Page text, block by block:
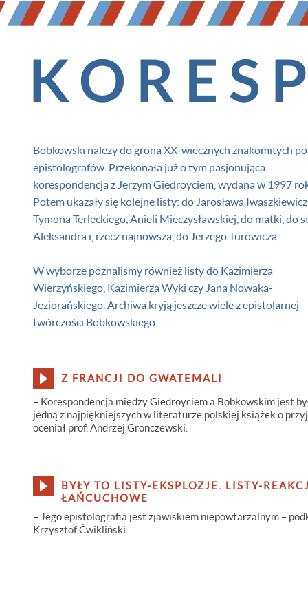
Andrzej Bobkowski, Maisons Laffitte, 1956 r. Album
Bobkowski należy do grona XX-wiecznych znakomitych
epistolografów. Przekonała już o tym pasjonująca
korespondencja z Jerzym Giedroyciem, wydana w 1997
Potem ukazały się kolejne listy: do Jarosława
Tymona Terleckiego, Anieli Mieczysławskiej, do matki, do
Aleksandra i, rzecz najnowsza, do Jerzego Turowicza.
W wyborze poznaliśmy również listy do Kazimierza
Wierzyńskiego, Kazimierza Wyki czy Jana Nowaka-
Jeziorańskiego. Archiwa kryją jeszcze wiele z epistolarnej
twórczości Bobkowskiego.
Z FRANCJI DO GWATEMALI
– Korespondencja między Giedroyciem a Bobkowskim jest
jedną z najpiękniejszych w literaturze polskiej książek o
oceniał prof. Andrzej Gronczewski.
BYŁY TO LISTY-EKSPLOZJE. LISTY-
ŁAŃCUCHOWE
– Jego epistolografia jest zjawiskiem niepowtarzalnym –
Krzysztof Ćwikliński.